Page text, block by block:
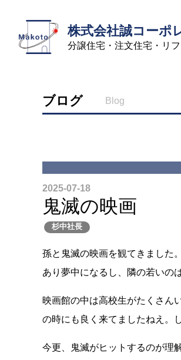
株式会社誠コーポ
分譲住宅・注文住宅・リ
ブログ Blog
2025-07-18
鬼滅の映画
杉中社長
孫と鬼滅の映画を観てきました
あり夢中になるし、隣の若いの
映画館の中は高校生がたくさん
の時にも良く来てましたねえ。
今更、鬼滅がヒットするのが理